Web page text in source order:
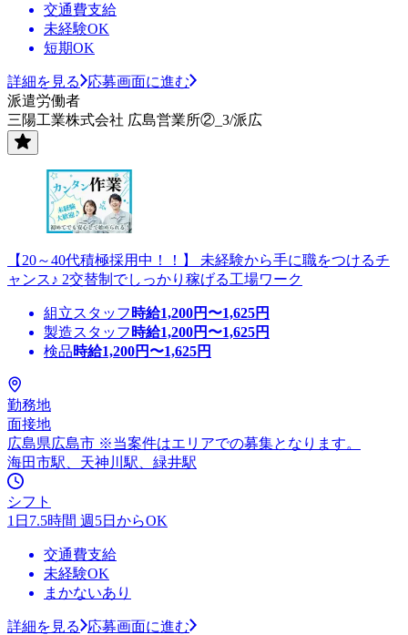
交通費支給
未経験OK
短期OK
詳細を見る
応募画面に進む
派遣労働者
三陽工業株式会社 広島営業所②_3/派広
【20～40代積極採用中！！】 未経験から手に職をつけるチ
ャンス♪ 2交替制でしっかり稼げる工場ワーク
組立スタッフ 時給1,200円〜1,625円
製造スタッフ 時給1,200円〜1,625円
検品時給1,200円〜1,625円
勤務地
面接地
広島県広島市 ※当案件はエリアでの募集となります。
海田市駅、天神川駅、緑井駅
シフト
1日7.5時間 週5日からOK
交通費支給
未経験OK
まかないあり
詳細を見る
応募画面に進む